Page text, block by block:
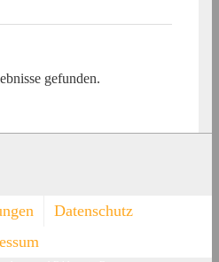
gefunden.
Datenschutz